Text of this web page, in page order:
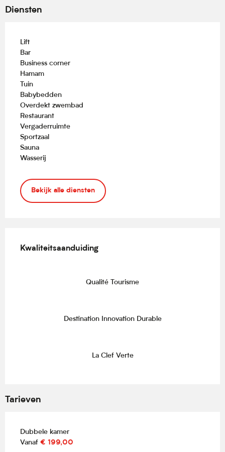
Diensten
Lift
Bar
Business corner
Hamam
Tuin
Babybedden
Overdekt zwembad
Restaurant
Vergaderruimte
Sportzaal
Sauna
Wasserij
Bekijk alle diensten
Kwaliteitsaanduiding
Kwaliteitsaanduiding
Qualité Tourisme
Destination Innovation Durable
La Clef Verte
Tarieven
Dubbele kamer
Vanaf € 199,00